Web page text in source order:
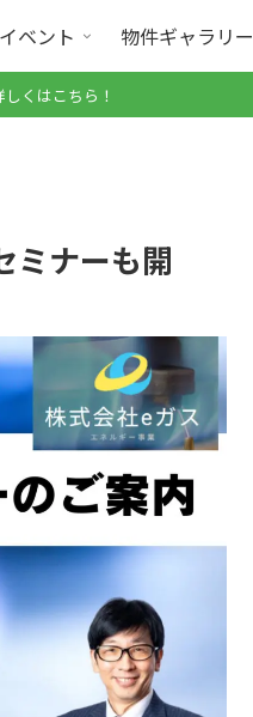
イベント 物件ギャラリー
くはこちら！
ミナーも開